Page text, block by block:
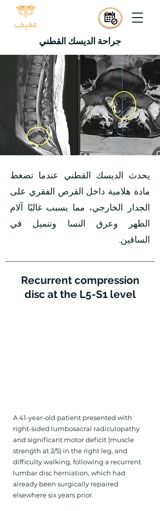
جراحة الديسك القطني
يحدث الديسك القطني عندما تضغط
مادة هلامية داخل القرص الفقري على
الجدار الخارجي، مما يسبب غالبًا آلام
الظهر وعرق النسا وتنميل في
الساقين.
Recurrent compression
disc at the L5-S1 level
A 41-year-old patient presented with
right-sided lumbosacral radiculopathy
and significant motor deficit (muscle
strength at 2/5) in the right leg, and
difficulty walking, following a recurrent
lumbar disc herniation, which had
already been surgically repaired
elsewhere six years prior.